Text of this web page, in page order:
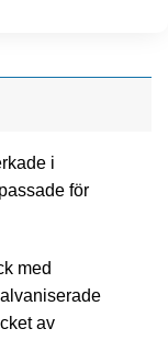
i
för
med
av